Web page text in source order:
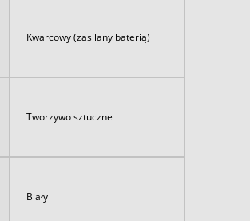
Kwarcowy (zasilany baterią)
Tworzywo sztuczne
Biały